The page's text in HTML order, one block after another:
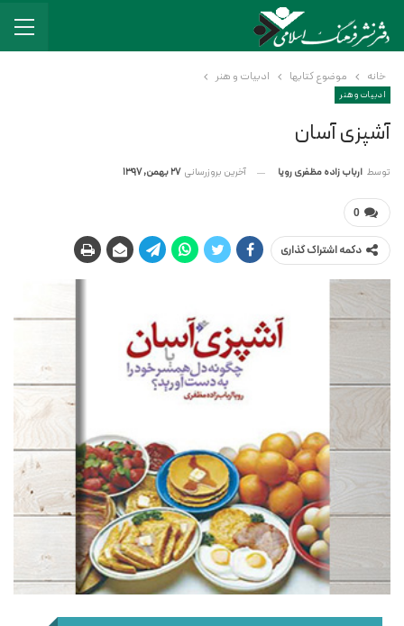
خانه موضوع کتابها ادبیات و هنر
ادبیات و هنر
آشپزی آسان
توسط ارباب زاده مظفری رویا آخرین بروزرسانی 27 بهمن, 1397
0
دکمه اشتراک گذاری